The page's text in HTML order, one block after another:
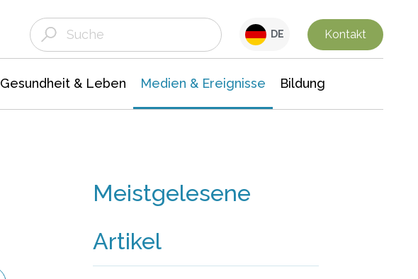
DE Kontakt
Gesundheit & Leben Medien & Ereignisse Bildung
Meistgelesene
Artikel